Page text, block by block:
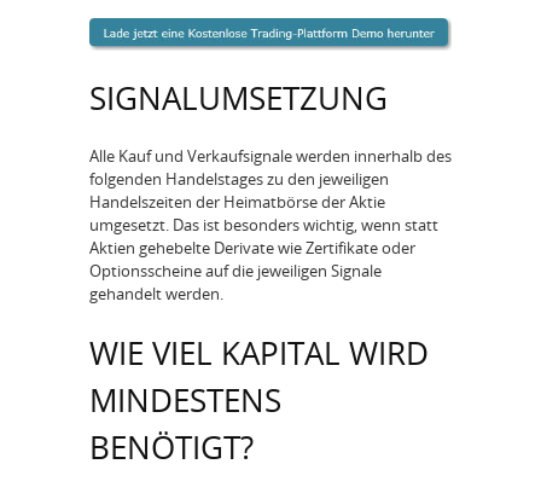
SIGNALUMSETZUNG
Alle Kauf­ und Verkaufsignale werden innerhalb des
folgenden Handelstages zu den jeweiligen
Handelszeiten der Heimatbörse der Aktie
umgesetzt. Das ist besonders wichtig, wenn statt
Aktien gehebelte Derivate wie Zertifikate oder
Optionsscheine auf die jeweiligen Signale
gehandelt werden.
WIE VIEL KAPITAL WIRD
MINDESTENS
BENÖTIGT?